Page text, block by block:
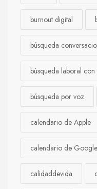
burnout digital
búsqueda
búsqueda laboral
búsqueda por voz
calendario de Apple
calendario de Google
calidaddevida